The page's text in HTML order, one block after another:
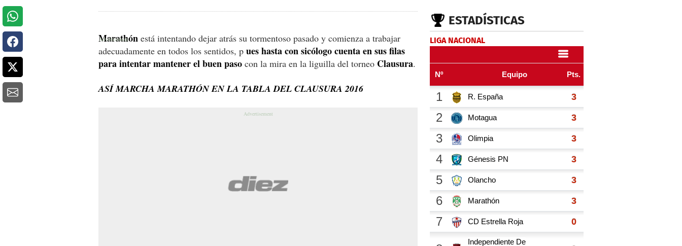
Marathón está intentando dejar atrás su tormentoso pasado y comienza a trabajar
adecuadamente en todos los sentidos, p ues hasta con sicólogo cuenta en sus filas
para intentar mantener el buen paso con la mira en la liguilla del torneo Clausura.
ASÍ MARCHA MARATHÓN EN LA TABLA DEL CLAUSURA 2016
ESTADÍSTICAS
LIGA NACIONAL